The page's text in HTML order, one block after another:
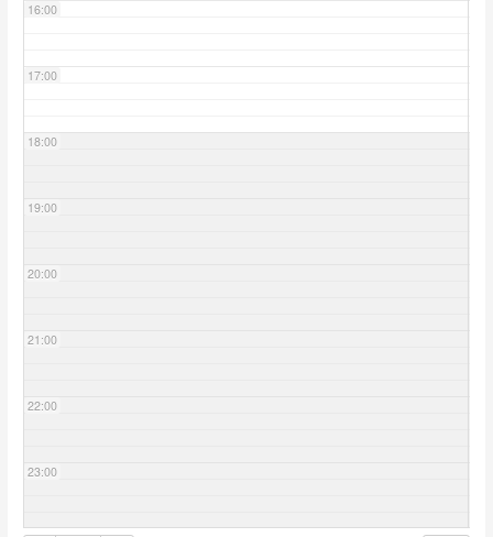
16:00
17:00
18:00
19:00
20:00
21:00
22:00
23:00